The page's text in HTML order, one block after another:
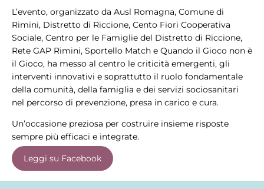
L’evento, organizzato da Ausl Romagna, Comune di
Rimini, Distretto di Riccione, Cento Fiori Cooperativa
Sociale, Centro per le Famiglie del Distretto di Riccione,
Rete GAP Rimini, Sportello Match e Quando il Gioco non è
il Gioco, ha messo al centro le criticità emergenti, gli
interventi innovativi e soprattutto il ruolo fondamentale
della comunità, della famiglia e dei servizi sociosanitari
nel percorso di prevenzione, presa in carico e cura.
Un’occasione preziosa per costruire insieme risposte
sempre più efficaci e integrate.
Leggi su Facebook